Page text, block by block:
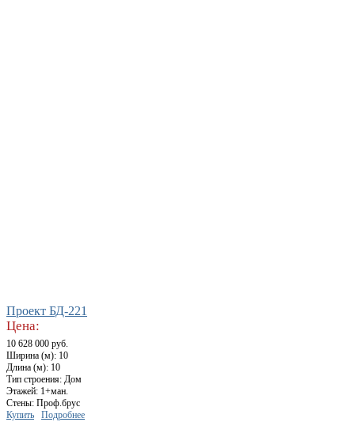
Проект БД-221
Цена:
10 628 000 руб.
Ширина (м): 10
Длина (м): 10
Тип строения: Дом
Этажей: 1+ман.
Стены: Проф.брус
Купить
Подробнее